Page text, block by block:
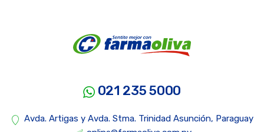
021 235 5000
Avda. Artigas y Avda. Stma. Trinidad Asunción, Paraguay